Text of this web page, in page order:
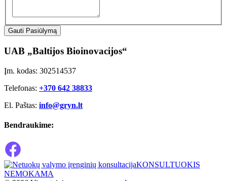
Gauti Pasiūlymą
UAB „Baltijos Bioinovacijos“
Įm. kodas: 302514537
Telefonas: +370 642 38833
El. Paštas: info@gryn.lt
Bendraukime:
KONSULTUOKIS
NEMOKAMA